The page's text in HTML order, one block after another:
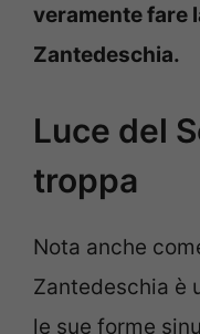
veramente fare
Zantedeschia.
Luce del
troppa
Nota anche
Zantedeschia è
le sue forme